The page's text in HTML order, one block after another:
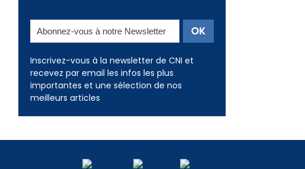
Newsletter
Inscrivez-vous à la newsletter de CNI et
recevez par email les infos les plus